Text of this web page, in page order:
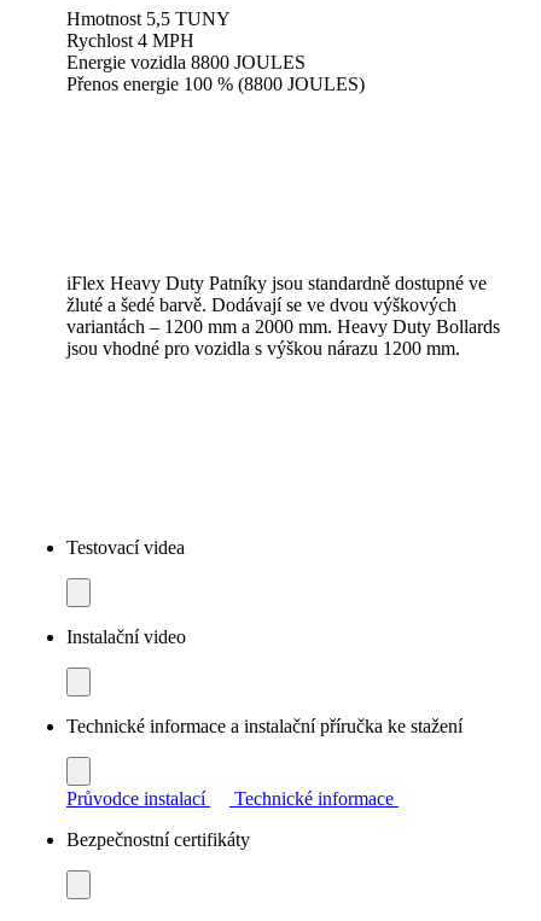
Hmotnost 5,5 TUNY
Rychlost 4 MPH
Energie vozidla 8800 JOULES
Přenos energie 100 % (8800 JOULES)
iFlex Heavy Duty Patníky jsou standardně dostupné ve
žluté a šedé barvě. Dodávají se ve dvou výškových
variantách – 1200 mm a 2000 mm. Heavy Duty Bollards
jsou vhodné pro vozidla s výškou nárazu 1200 mm.
Testovací videa
Instalační video
Technické informace a instalační příručka ke stažení
Průvodce instalací
Technické informace
Bezpečnostní certifikáty